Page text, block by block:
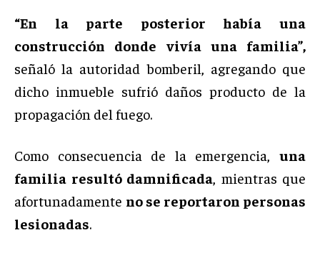
“En la parte posterior había una
construcción donde vivía una familia”,
señaló la autoridad bomberil, agregando que
dicho inmueble sufrió daños producto de la
propagación del fuego.
Como consecuencia de la emergencia, una
familia resultó damnificada, mientras que
afortunadamente no se reportaron personas
lesionadas.